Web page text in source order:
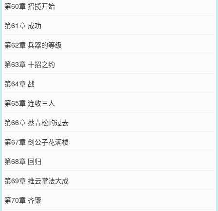
第60章 招揽开始
第61章 成功
第62章 兵器的等级
第63章 十招之约
第64章 战
第65章 连收三人
第66章 蔡青松的过去
第67章 剑公子花满楼
第68章 回归
第69章 推云掌法大成
第70章 齐聚